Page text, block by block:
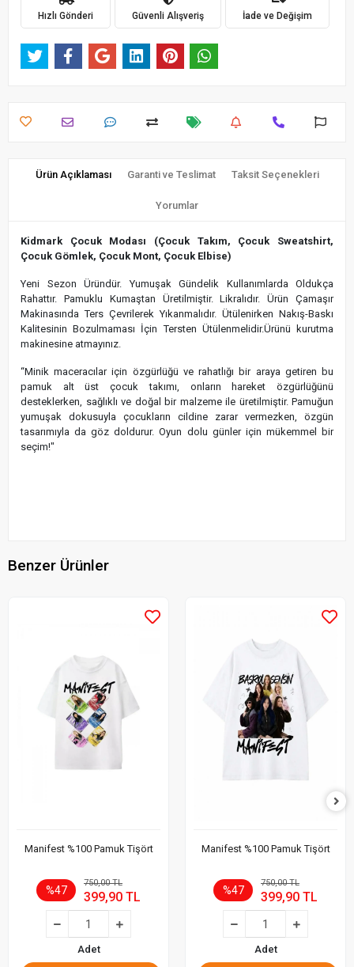
Hızlı Gönderi Güvenli Alışveriş İade ve Değişim
Ürün Açıklaması Garanti ve Teslimat Taksit Seçenekleri
Yorumlar
Kidmark Çocuk Modası (Çocuk Takım, Çocuk Sweatshirt,
Çocuk Gömlek, Çocuk Mont, Çocuk Elbise)
Yeni Sezon Üründür. Yumuşak Gündelik Kullanımlarda Oldukça
Rahattır. Pamuklu Kumaştan Üretilmiştir. Likralıdır. Ürün Çamaşır
Makinasında Ters Çevrilerek Yıkanmalıdır. Ütülenirken Nakış-Baskı
Kalitesinin Bozulmaması İçin Tersten Ütülenmelidir.Ürünü kurutma
makinesine atmayınız.
“Minik maceracılar için özgürlüğü ve rahatlığı bir araya getiren bu
pamuk alt üst çocuk takımı, onların hareket özgürlüğünü
desteklerken, sağlıklı ve doğal bir malzeme ile üretilmiştir. Pamuğun
yumuşak dokusuyla çocukların cildine zarar vermezken, özgün
tasarımıyla da göz doldurur. Oyun dolu günler için mükemmel bir
seçim!"
Benzer Ürünler
Manifest %100 Pamuk Tişört
%47
750,00 TL
399,90 TL
Adet
Manifest %100 Pamuk Tişört
%47
750,00 TL
399,90 TL
Adet